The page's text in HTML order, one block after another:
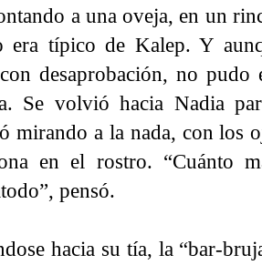
a una oveja, en un
era típico de Kalep. Y
desaprobación, no
Se volvió hacia Nadia
mirando a la nada, con los
en el rostro. “Cuánto
pensó.
hacia su tía, la “bar-